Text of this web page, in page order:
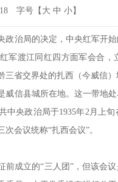
字号【 大 中 小】
政治局的决定，中央红军开
军渡江同红四方面军会合
三省交界处的扎西（今威信）
威信县城所在地。这一带地
中央政治局于1935年2月上
会议统称“扎西会议”。
前成立的“三人团”，但该会